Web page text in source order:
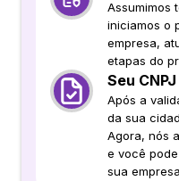
Assumimos
iniciamos o
empresa,
etapas do
Seu
Após a
da sua
Agora, nós
e você
sua